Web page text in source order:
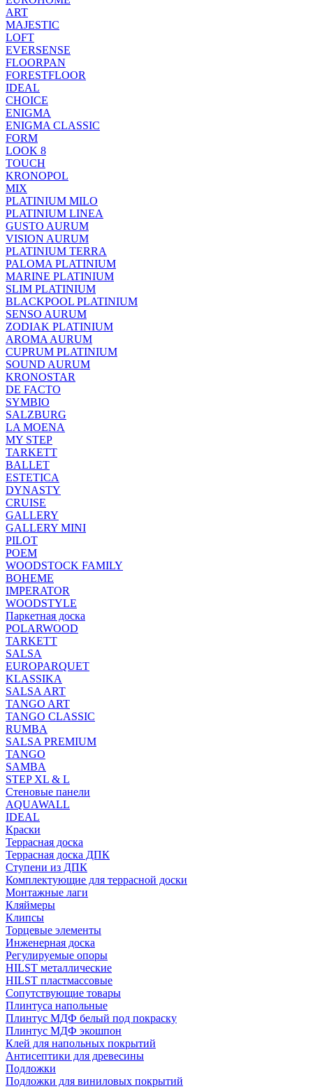
ART
MAJESTIC
LOFT
EVERSENSE
FLOORPAN
FORESTFLOOR
IDEAL
CHOICE
ENIGMA
ENIGMA CLASSIC
FORM
LOOK 8
TOUCH
KRONOPOL
MIX
PLATINIUM MILO
PLATINIUM LINEA
GUSTO AURUM
VISION AURUM
PLATINIUM TERRA
PALOMA PLATINIUM
MARINE PLATINIUM
SLIM PLATINIUM
BLACKPOOL PLATINIUM
SENSO AURUM
ZODIAK PLATINIUM
AROMA AURUM
CUPRUM PLATINIUM
SOUND AURUM
KRONOSTAR
DE FACTO
SYMBIO
SALZBURG
LA MOENA
MY STEP
TARKETT
BALLET
ESTETICA
DYNASTY
CRUISE
GALLERY
GALLERY MINI
PILOT
POEM
WOODSTOCK FAMILY
BOHEME
IMPERATOR
WOODSTYLE
Паркетная доска
POLARWOOD
TARKETT
SALSA
EUROPARQUET
KLASSIKA
SALSA ART
TANGO ART
TANGO CLASSIC
RUMBA
SALSA PREMIUM
TANGO
SAMBA
STEP XL & L
Стеновые панели
AQUAWALL
IDEAL
Краски
Террасная доска
Террасная доска ДПК
Ступени из ДПК
Комплектующие для террасной доски
Монтажные лаги
Кляймеры
Клипсы
Торцевые элементы
Инженерная доска
Регулируемые опоры
HILST металлические
HILST пластмассовые
Сопутствующие товары
Плинтуса напольные
Плинтус МДФ белый под покраску
Плинтус МДФ экошпон
Клей для напольных покрытий
Антисептики для древесины
Подложки
Подложки для виниловых покрытий